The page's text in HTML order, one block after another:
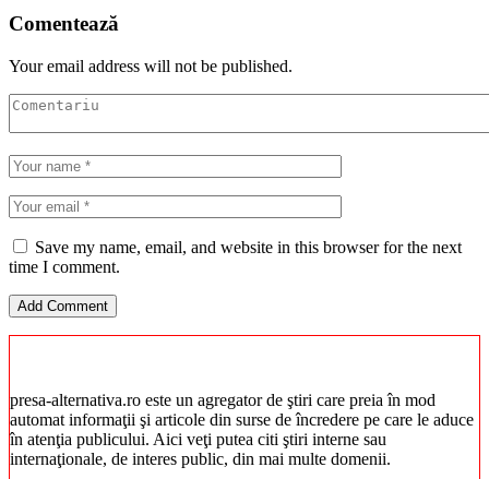
Comentează
Your email address will not be published.
Save my name, email, and website in this browser for the next
time I comment.
presa-alternativa.ro este un agregator de ştiri care preia în mod
automat informaţii şi articole din surse de încredere pe care le aduce
în atenţia publicului. Aici veţi putea citi ştiri interne sau
internaţionale, de interes public, din mai multe domenii.